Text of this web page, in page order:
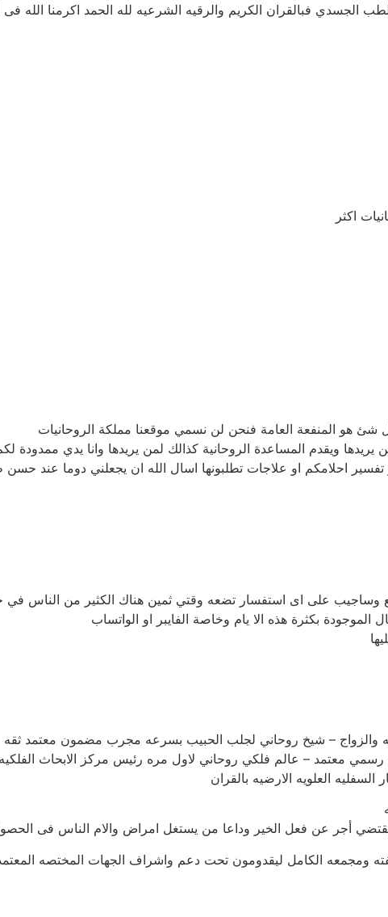
الجسدي فبالقران الكريم والرقيه الشرعيه لله الحمد اكرمنا الله
اكثر
شئ هو المنفعة العامة فنحن لن نسمي موقعنا مملكة الروحانيات
ويقدم المساعدة الروحانية كذالك لمن يريدها وانا يدي ممدودة
احلامكم او علاجات تطلبونها اسال الله ان يجعلني دوما عند
على اى استفسار تضعه وقتي ثمين هناك الكثير من الناس في
بكثرة هذه الا يام وخاصة الفايبر او الواتساب
والزواج – شيخ روحاني لجلب الحبيب بسرعه مجرب مضمون معتمد ثقه
رسمي معتمد – عالم فلكي روحاني لاول مره رئيس مركز الابحاث الفلكيه
العلويه الارضيه بالقران
أجر عن فعل الخير وداعا من يستغل امراض والام الناس فى
ومجمعه الكامل ليقدومون تحت دعم واشراف الجهات المختصه